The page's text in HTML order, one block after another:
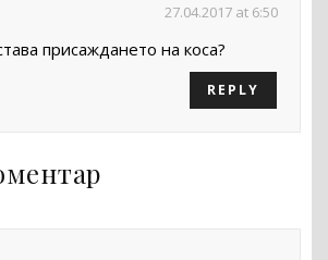
27.04.2017 at 6:50
присаждането на коса?
REPLY